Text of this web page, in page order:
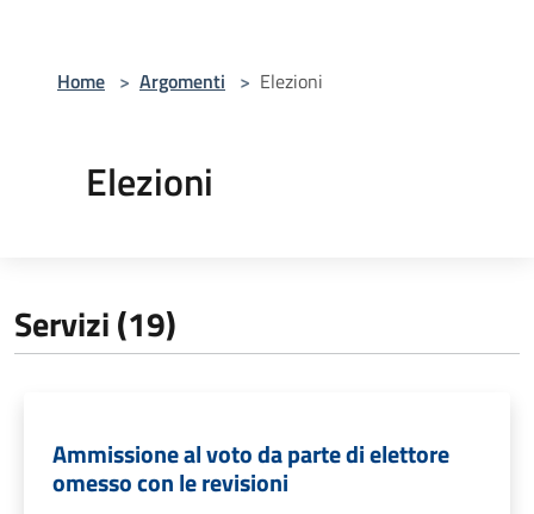
Home > Argomenti > Elezioni
Elezioni
Servizi (19)
Ammissione al voto da parte di elettore
omesso con le revisioni